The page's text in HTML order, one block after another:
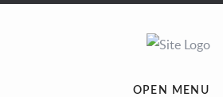
OPEN MENU